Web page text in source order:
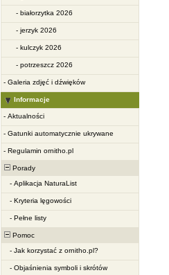
- białorzytka 2026
- jerzyk 2026
- kulczyk 2026
- potrzeszcz 2026
- Galeria zdjęć i dźwięków
Informacje
- Aktualności
- Gatunki automatycznie ukrywane
- Regulamin ornitho.pl
Porady
- Aplikacja NaturaList
- Kryteria lęgowości
- Pełne listy
Pomoc
- Jak korzystać z ornitho.pl?
- Objaśnienia symboli i skrótów